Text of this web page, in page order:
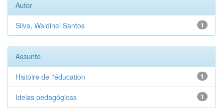
Autor
1
Silva, Waldinei Santos
Assunto
1
Histoire de l'éducation
1
Ideias pedagógicas